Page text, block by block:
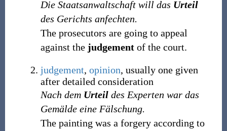
Die Staatsanwaltschaft will das Urteil
des Gerichts anfechten.
The prosecutors are going to appeal
against the judgementof the court.
judgement, opinion, usually one given
after detailed consideration
Nach dem Urteildes Experten war das
Gemälde eine Fälschung.
The painting was a forgery according to